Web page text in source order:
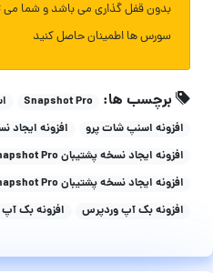
بدون قفل گذاری می باشد و شما می
سورس ها اطمینان حاصل کنید
برچسب ها: Snapshot Pro
افزونه اسنپ شات پرو
افزونه ایجاد
افزونه ایجاد نسخه پشتیبان Snapshot Pro وردپرس
افزونه ایجاد نسخه پشتیبان Snapshot Pro وردپرس نسخه 3.1.6
افزونه بک آپ وردپرس
افزونه بک